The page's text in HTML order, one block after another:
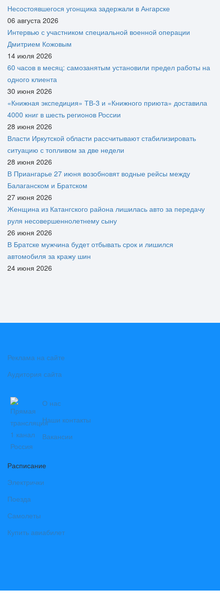
Несостоявшегося угонщика задержали в Ангарске
06 августа 2026
Интервью с участником специальной военной операции
Дмитрием Кожовым
14 июля 2026
60 часов в месяц: самозанятым установили предел работы на
одного клиента
30 июня 2026
«Книжная экспедиция» ТВ-3 и «Книжного приюта» доставила
4000 книг в шесть регионов России
28 июня 2026
Власти Иркутской области рассчитывают стабилизировать
ситуацию с топливом за две недели
28 июня 2026
В Приангарье 27 июня возобновят водные рейсы между
Балаганском и Братском
27 июня 2026
Женщина из Катангского района лишилась авто за передачу
руля несовершеннолетнему сыну
26 июня 2026
В Братске мужчина будет отбывать срок и лишился
автомобиля за кражу шин
24 июня 2026
Реклама на сайте
Аудитория сайта
О нас
Наши контакты
Вакансии
Расписание
Электрички
Поезда
Самолеты
Купить авиабилет